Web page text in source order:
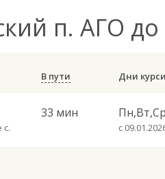
п. АГО до
В пути
с.
33 мин
с